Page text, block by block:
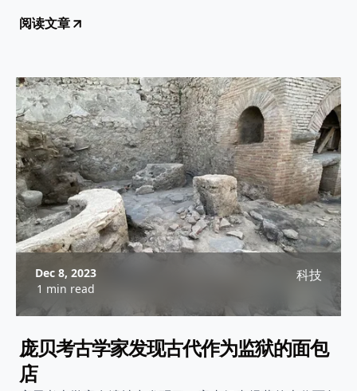
阅读文章
Dec 8, 2023
1 min read
科技
庞贝考古学家发现古代作为监狱的面包
店